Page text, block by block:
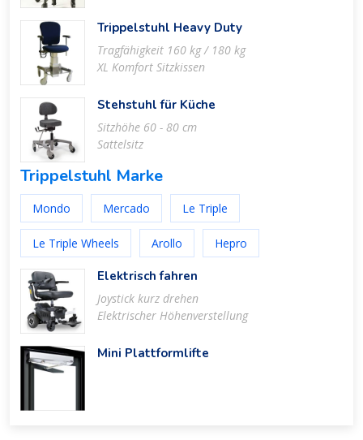
Trippelstuhl Heavy Duty
Tragfähigkeit 160 kg / 180 kg
XL Komfort Sitzkissen
Stehstuhl für Küche
Sitzhöhe 60 - 80 cm
Sattelsitz
Trippelstuhl Marke
Mondo Mercado Le Triple
Le Triple Wheels Arollo Hepro
Elektrisch fahren
Joystick kurz drehen
Elektrischer Höhenverstellung
Mini Plattformlifte